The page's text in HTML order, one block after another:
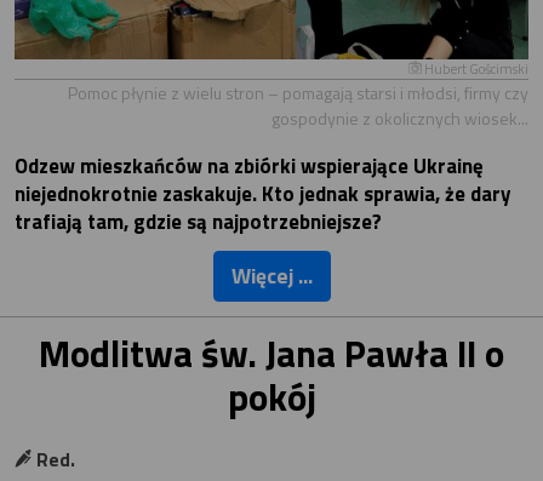
Hubert Gościmski
Pomoc płynie z wielu stron – pomagają starsi i młodsi, firmy czy
gospodynie z okolicznych wiosek...
Odzew mieszkańców na zbiórki wspierające Ukrainę
niejednokrotnie zaskakuje. Kto jednak sprawia, że dary
trafiają tam, gdzie są najpotrzebniejsze?
Więcej ...
Modlitwa św. Jana Pawła II o
pokój
Red.